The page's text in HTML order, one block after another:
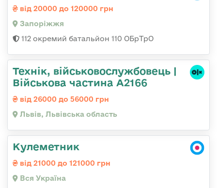
від 20000 до 120000 грн
Запоріжжя
112 окремий батальйон 110 ОБрТрО
Технік, військовослужбовець |
Військова частина А2166
від 26000 до 56000 грн
Львів, Львівська область
Кулеметник
від 21000 до 121000 грн
Вся Україна